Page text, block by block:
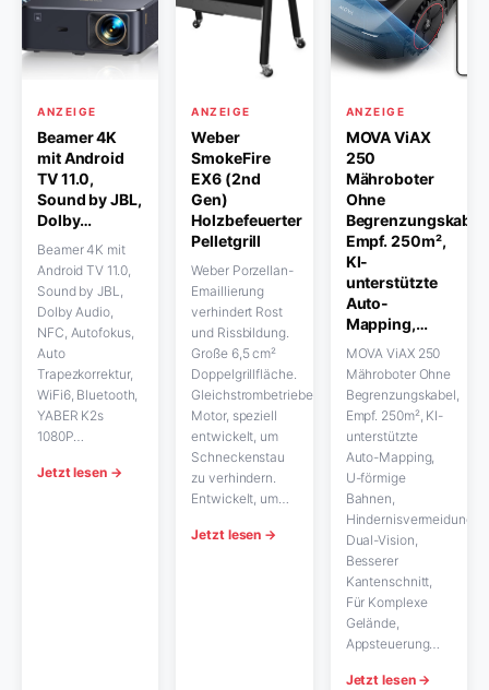
ANZEIGE
Beamer 4K
mit Android
TV 11.0,
Sound by JBL,
Dolby…
Beamer 4K mit
Android TV 11.0,
Sound by JBL,
Dolby Audio,
NFC, Autofokus,
Auto
Trapezkorrektur,
WiFi6, Bluetooth,
YABER K2s
1080P…
Jetzt lesen →
ANZEIGE
Weber
SmokeFire
EX6 (2nd
Gen)
Holzbefeuerter
Pelletgrill
Weber Porzellan-
Emaillierung
verhindert Rost
und Rissbildung.
Große 6,5 cm²
Doppelgrillfläche.
Gleichstrombetriebener
Motor, speziell
entwickelt, um
Schneckenstau
zu verhindern.
Entwickelt, um…
Jetzt lesen →
ANZEIGE
MOVA ViAX
250
Mähroboter
Ohne
Begrenzungskabel,
Empf. 250m²,
KI-
unterstützte
Auto-
Mapping,…
MOVA ViAX 250
Mähroboter Ohne
Begrenzungskabel,
Empf. 250m², KI-
unterstützte
Auto-Mapping,
U-förmige
Bahnen,
Hindernisvermeidung
Dual-Vision,
Besserer
Kantenschnitt,
Für Komplexe
Gelände,
Appsteuerung…
Jetzt lesen →